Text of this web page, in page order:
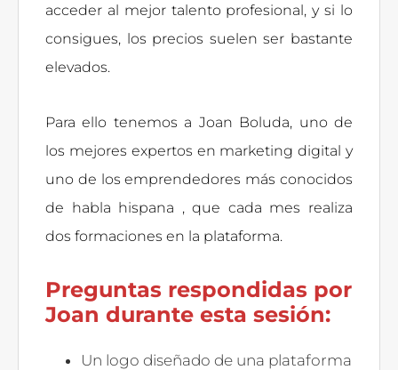
acceder al mejor talento profesional, y si lo
consigues, los precios suelen ser bastante
elevados.
Para ello tenemos a Joan Boluda, uno de
los mejores expertos en marketing digital y
uno de los emprendedores más conocidos
de habla hispana , que cada mes realiza
dos formaciones en la plataforma.
Preguntas respondidas por
Joan durante esta sesión:
Un logo diseñado de una plataforma